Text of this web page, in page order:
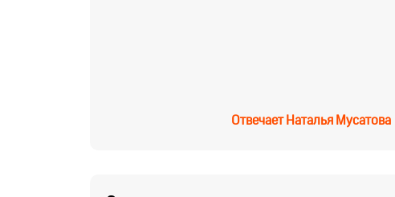
ОтвечаетНаталья Мусатова